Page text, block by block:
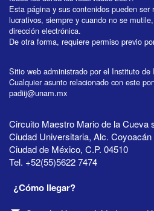
Esta página y sus contenidos pueden ser
lucrativos, siempre y cuando no se
dirección electrónica.
De otra forma, requiere permiso previo
Sitio web administrado por el Instituto de
Cualquier asunto relacionado con este
padiij@unam.mx
Circuito Maestro Mario de la Cueva
Ciudad Universitaria, Alc. Coyoacán
Ciudad de México, C.P. 04510
Tel. +52(55)5622 7474
¿Cómo llegar?